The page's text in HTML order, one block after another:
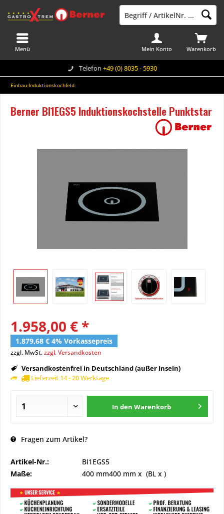
Telefon +49 (0) 8035 - 5930
Warenkorb
Mein Konto
Menü
Einbau-Induktionskochfeld
Berner BI1EGS5 Induktionskochstelle Punktstar
1.958,00 € *
1.879,68 € 4% Vorkassepreis
zzgl. MwSt.zzgl. Versandkosten
Versandkostenfrei in Deutschland (außer Inseln)
Lieferzeit 14 - 20 Werktage
In den Warenkorb
Fragen zum Artikel?
Artikel-Nr.:
BI1EGS5
Maße:
400 mm400 mm x (BL x )